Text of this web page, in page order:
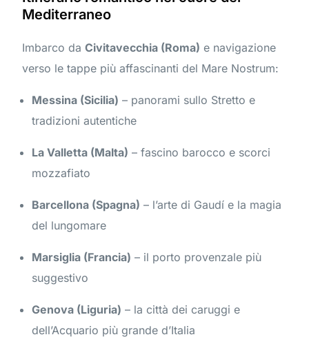
Mediterraneo
Imbarco daCivitavecchia (Roma) e navigazione
verso le tappe più affascinanti del Mare Nostrum:
Messina (Sicilia) – panorami sullo Stretto e
tradizioni autentiche
La Valletta (Malta) – fascino barocco e scorci
mozzafiato
Barcellona (Spagna) – l’arte di Gaudí e la magia
del lungomare
Marsiglia (Francia) – il porto provenzale più
suggestivo
Genova (Liguria) – la città dei caruggi e
dell’Acquario più grande d’Italia